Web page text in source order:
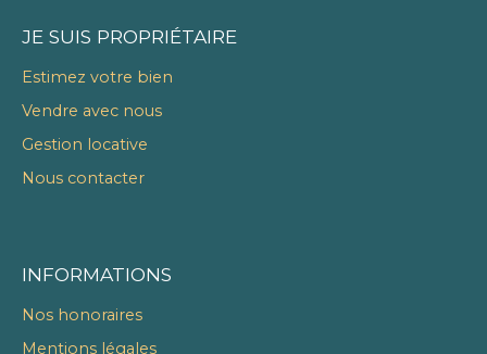
JE SUIS PROPRIÉTAIRE
Estimez votre bien
Vendre avec nous
Gestion locative
Nous contacter
INFORMATIONS
Nos honoraires
Mentions légales